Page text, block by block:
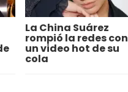
La China Suárez
rompió la redes con
un video hot de su
cola